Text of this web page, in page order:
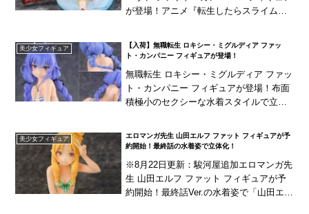
が登場！アニメ『転生したらスライムだ
ンにリラックス...
美少女フィギュア
【入荷】無職転生 ロキシー・ミグルディア ファッ
ト・カンパニー フィギュアが登場！
無職転生 ロキシー・ミグルディア ファッ
ト・カンパニー フィギュアが登場！布面
積極小のセクシーな水着スタイルで立体
美少女フィギュア
エロマンガ先生 山田エルフ ファット フィギュアが予
約開始！最終話の水着姿で立体化！
※8月22日更新：駿河屋追加エロマンガ先
生 山田エルフ ファット フィギュアが予
約開始！最終話Ver.の水着姿で「山田エル